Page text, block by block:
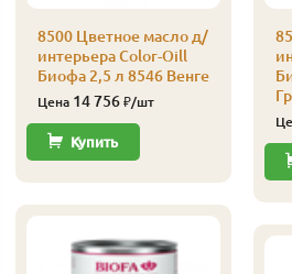
8500 Цветное масло д/
интерьера Color-Oill
Биофа 2,5 л 8546 Венге
Цена 14 756₽/шт
Купить